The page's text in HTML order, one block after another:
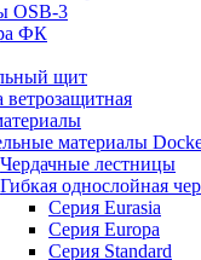
OSB-3
ФК
щит
ветрозащитная
материалы
Чердачные лестницы
Гибкая однослойная
Серия Eurasia
Серия Europa
Серия Standard